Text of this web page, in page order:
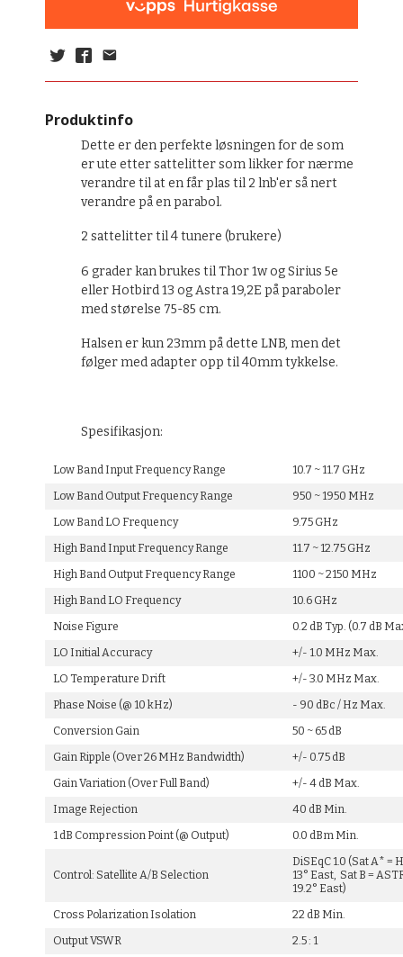
Produktinfo
Dette er den perfekte løsningen for de som
er ute etter sattelitter som likker for nærme
verandre til at en får plas til 2 lnb'er så nert
verandre på en parabol.
2 sattelitter til 4 tunere (brukere)
6 grader kan brukes til Thor 1w og Sirius 5e
eller Hotbird 13 og Astra 19,2E på paraboler
med størelse 75-85 cm.
Halsen er kun 23mm på dette LNB, men det
følger med adapter opp til 40mm tykkelse.
Spesifikasjon:
Low Band Input Frequency Range 10.7 ~ 11.7 GHz
Low Band Output Frequency Range 950 ~ 1950 MHz
Low Band LO Frequency 9.75 GHz
High Band Input Frequency Range 11.7 ~ 12.75 GHz
High Band Output Frequency Range 1100 ~ 2150 MHz
High Band LO Frequency 10.6 GHz
Noise Figure 0.2 dB Typ. (0.7 dB
LO Initial Accuracy +/- 1.0 MHz Max.
LO Temperature Drift +/- 3.0 MHz Max.
Phase Noise (@ 10 kHz) - 90 dBc / Hz Max.
Conversion Gain 50 ~ 65 dB
Gain Ripple (Over 26 MHz Bandwidth) +/- 0.75 dB
Gain Variation (Over Full Band) +/- 4 dB Max.
Image Rejection 40 dB Min.
1 dB Compression Point (@ Output) 0.0 dBm Min.
Control: Satellite A/B Selection
DiSEqC 1.0 (Sat A* =
13° East, Sat B =
19.2° East)
Cross Polarization Isolation 22 dB Min.
Output VSWR 2.5 : 1